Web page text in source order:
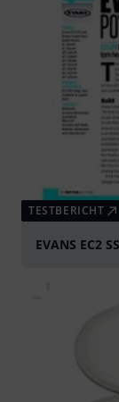
TESTBERICHT
EVANS EC2